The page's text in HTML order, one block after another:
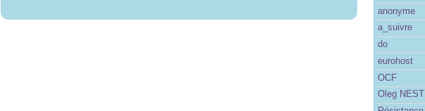
anonyme
a_suivre
do
eurohost
OCF
Oleg